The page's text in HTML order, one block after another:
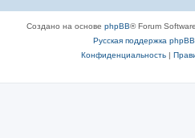
Создано на основе phpBB® Forum
Русская поддержка phpBB
Конфиденциальность|